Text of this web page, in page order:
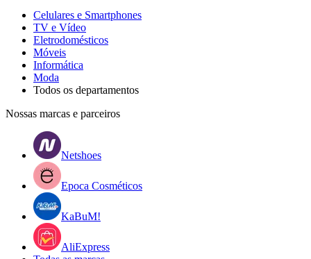
Celulares e Smartphones
TV e Vídeo
Eletrodomésticos
Móveis
Informática
Moda
Todos os departamentos
Nossas marcas e parceiros
Netshoes
Epoca Cosméticos
KaBuM!
AliExpress